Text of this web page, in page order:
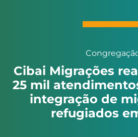
Cibai Migrações
25 mil
integração de
refugiados